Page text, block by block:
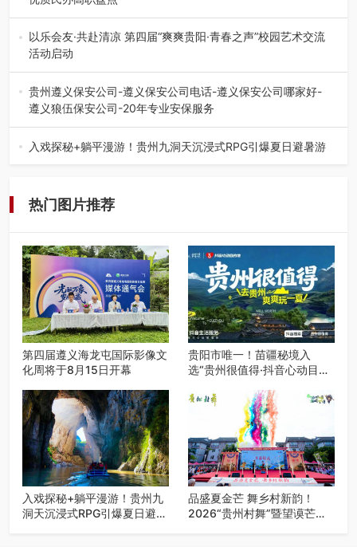
在贵州省高考志愿填报体系中，200至300分数段考生可选择
的省内工科、新能源汽车…
以乐会友·共赴清凉 第四届“爽爽贵阳·青春之声”校园艺术交流
活动启动
七月的贵阳，清风送爽，第四届“爽爽贵阳·青春之声”校园管
弦乐（合唱）艺术交流活动…
贵州遵义保安公司-遵义保安公司电话-遵义保安公司哪家好-
遵义狼伍保安公司-20年专业安保服务
在遵义，不管是企业园区运营、小区物业管理、建筑工地施
工、商业商场经营，还是举办各…
入戏探秘+躺平漫游！贵州九洞天沉浸式RPG引爆夏日避暑游
热门图片推荐
第四届遵义海龙屯国际影像文
化周将于8月15日开幕
贵阳市唯一！苗疆秘境入
选“贵州很值得·抖音心动目的
赴一场秘境之约
入戏探秘+躺平漫游！贵州九
洞天沉浸式RPG引爆夏日避暑
品盛夏金芒 舞乡村新韵！
2026“贵州村舞”暨望谟芒果